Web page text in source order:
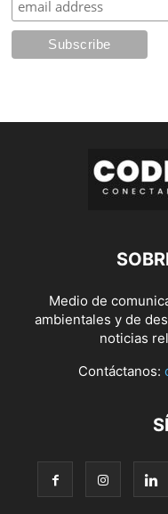
Medio de
ambientales y de
noticias
Contáctanos: